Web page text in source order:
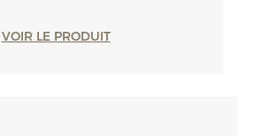
VOIR LE PRODUIT